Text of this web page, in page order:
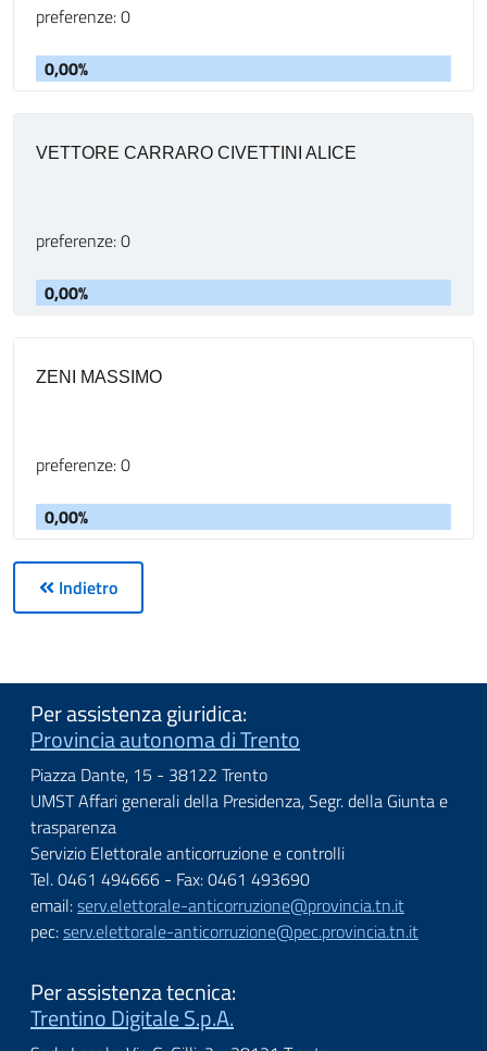
preferenze: 0
0,00%
VETTORE CARRARO CIVETTINI ALICE
preferenze: 0
0,00%
ZENI MASSIMO
preferenze: 0
0,00%
Indietro
Per assistenza giuridica:
Provincia autonoma di Trento
Piazza Dante, 15 - 38122 Trento
UMST Affari generali della Presidenza, Segr. della Giunta e
trasparenza
Servizio Elettorale anticorruzione e controlli
Tel. 0461 494666 - Fax: 0461 493690
email:serv.elettorale-anticorruzione@provincia.tn.it
pec:serv.elettorale-anticorruzione@pec.provincia.tn.it
Per assistenza tecnica:
Trentino Digitale S.p.A.